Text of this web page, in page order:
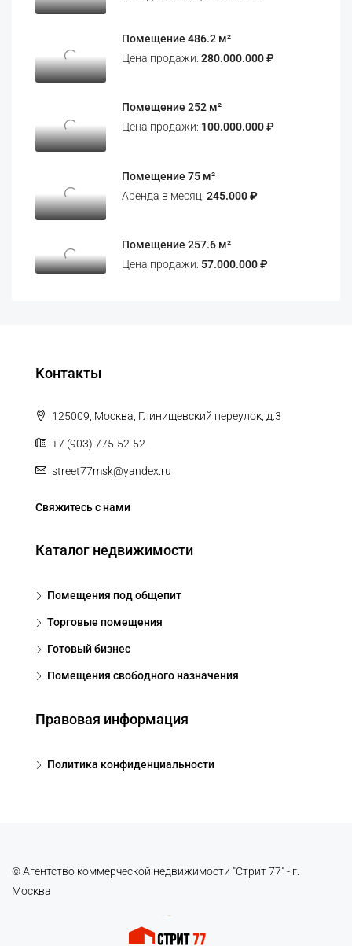
Помещение 486.2 м²
Цена продажи: 280.000.000 ₽
Помещение 252 м²
Цена продажи: 100.000.000 ₽
Помещение 75 м²
Аренда в месяц: 245.000 ₽
Помещение 257.6 м²
Цена продажи: 57.000.000 ₽
Контакты
125009, Москва, Глинищевский переулок, д.3
+7 (903) 775-52-52
street77msk@yandex.ru
Свяжитесь с нами
Каталог недвижимости
Помещения под общепит
Торговые помещения
Готовый бизнес
Помещения свободного назначения
Правовая информация
Политика конфиденциальности
© Агентство коммерческой недвижимости "Стрит 77" - г.
Москва